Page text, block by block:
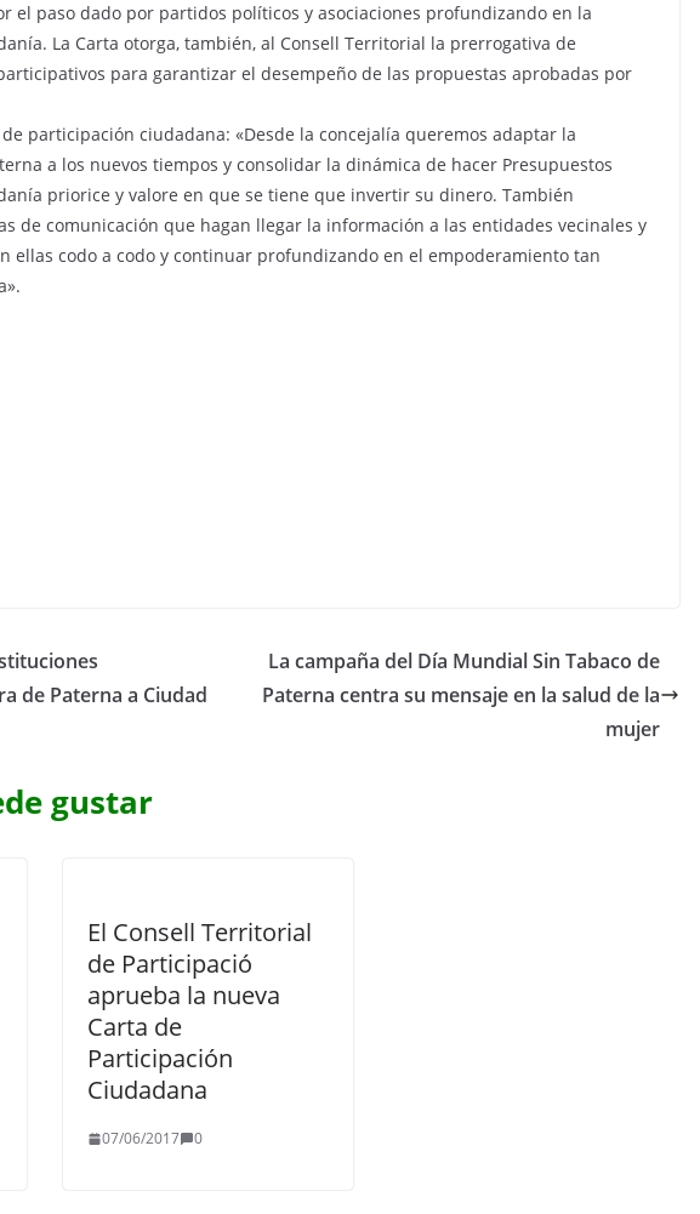
el paso dado por partidos políticos y asociaciones profundizando en la
La Carta otorga, también, al Consell Territorial la prerrogativa de
para garantizar el desempeño de las propuestas aprobadas por
participación ciudadana: «Desde la concejalía queremos adaptar la
a los nuevos tiempos y consolidar la dinámica de hacer Presupuestos
priorice y valore en que se tiene que invertir su dinero. También
de comunicación que hagan llegar la información a las entidades vecinales y
ellas codo a codo y continuar profundizando en el empoderamiento tan
de Paterna a Ciudad
La campaña del Día Mundial Sin Tabaco de
Paterna centra su mensaje en la salud de la
mujer
gustar
El Consell Territorial
de Participació
aprueba la nueva
Carta de
Participación
Ciudadana
07/06/2017 0